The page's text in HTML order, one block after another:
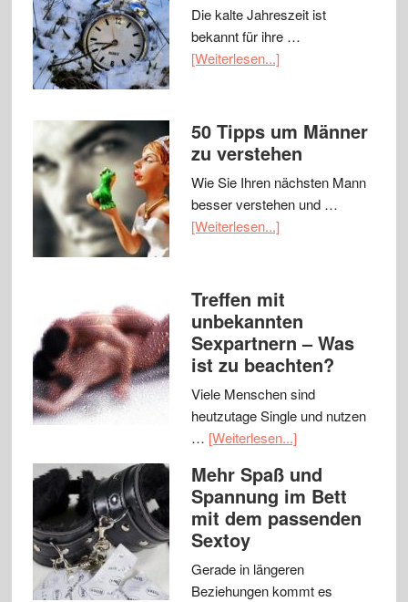
Die kalte Jahreszeit ist
bekannt für ihre …
[Weiterlesen...]
50 Tipps um Männer
zu verstehen
Wie Sie Ihren nächsten Mann
besser verstehen und …
[Weiterlesen...]
Treffen mit
unbekannten
Sexpartnern – Was
ist zu beachten?
Viele Menschen sind
heutzutage Single und nutzen
… [Weiterlesen...]
Mehr Spaß und
Spannung im Bett
mit dem passenden
Sextoy
Gerade in längeren
Beziehungen kommt es